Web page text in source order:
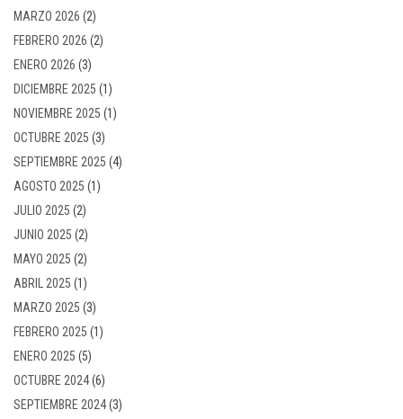
MARZO 2026 (2)
FEBRERO 2026 (2)
ENERO 2026 (3)
DICIEMBRE 2025 (1)
NOVIEMBRE 2025 (1)
OCTUBRE 2025 (3)
SEPTIEMBRE 2025 (4)
AGOSTO 2025 (1)
JULIO 2025 (2)
JUNIO 2025 (2)
MAYO 2025 (2)
ABRIL 2025 (1)
MARZO 2025 (3)
FEBRERO 2025 (1)
ENERO 2025 (5)
OCTUBRE 2024(6)
SEPTIEMBRE 2024(3)